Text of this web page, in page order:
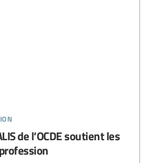
de l’OCDE soutient les